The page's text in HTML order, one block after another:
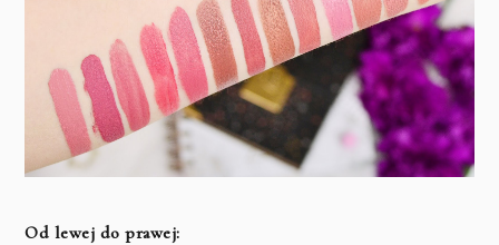
Od lewej do prawej: